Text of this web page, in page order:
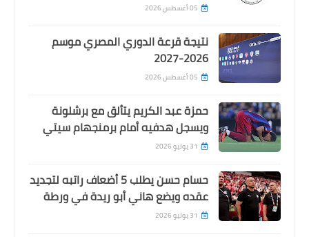
05 أغسطس 2026
نتيجة قرعة الدوري المصري موسم
2026-2027
05 أغسطس 2026
حمزة عبد الكريم يتألق مع برشلونة
ويسجل هدفيه أمام برمنجهام سيتي
31 يوليو 2026
حسام حسن يطلب 5 أضعاف راتبه لتجديد
عقده ويضع هاني أبو ريدة في ورطة
31 يوليو 2026